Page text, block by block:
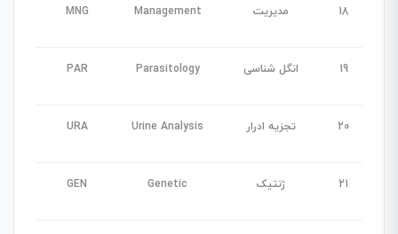
18 مدیریت Management
MNG
19 انگل شناسی Parasitology
PAR
20 تجزیه ادرار Urine Analysis
URA
21 ژنتیک Genetic
GEN